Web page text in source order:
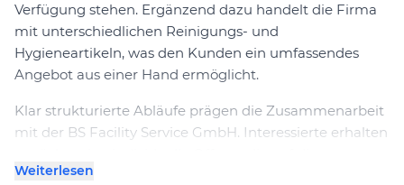
Verfügung stehen. Ergänzend dazu handelt die Firma
mit unterschiedlichen Reinigungs- und
Hygieneartikeln, was den Kunden ein umfassendes
Angebot aus einer Hand ermöglicht.
Klar strukturierte Abläufe prägen die Zusammenarbeit
mit der BS Facility Service GmbH. Interessierte erhalten
spezifischen Anforderungen abgestimmt wird. Der
Weiterlesen